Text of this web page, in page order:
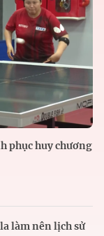
phục huy chương
làm nên lịch sử